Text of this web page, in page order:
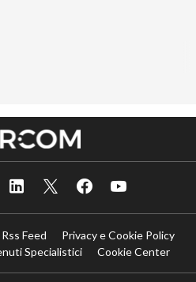
Rss Feed
Privacy e Cookie Policy
Specialistici
Cookie Center